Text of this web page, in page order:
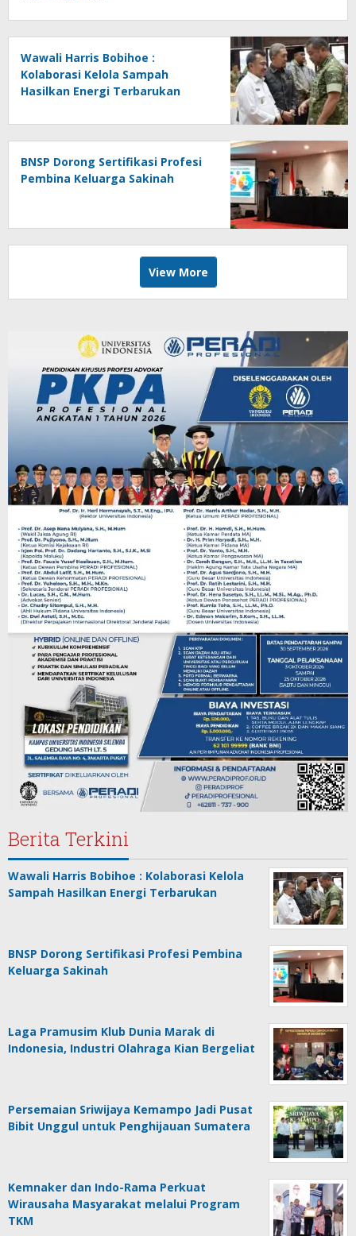
Wawali Harris Bobihoe :
Kolaborasi Kelola Sampah
Hasilkan Energi Terbarukan
BNSP Dorong Sertifikasi Profesi
Pembina Keluarga Sakinah
View More
Berita Terkini
Wawali Harris Bobihoe : Kolaborasi Kelola
Sampah Hasilkan Energi Terbarukan
BNSP Dorong Sertifikasi Profesi Pembina
Keluarga Sakinah
Laga Pramusim Klub Dunia Marak di
Indonesia, Industri Olahraga Kian Bergeliat
Persemaian Sriwijaya Kemampo Jadi Pusat
Bibit Unggul untuk Penghijauan Sumatera
Kemnaker dan Indo-Rama Perkuat
Wirausaha Masyarakat melalui Program
TKM